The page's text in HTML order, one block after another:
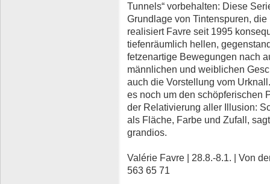
Tunnels“ vorbehalten: Diese
Grundlage von Tintenspuren,
realisiert Favre seit 1995
tiefenräumlich hellen,
fetzenartige Bewegungen nach
männlichen und weiblichen
auch die Vorstellung vom
es noch um den schöpferischen
der Relativierung aller Illusion:
als Fläche, Farbe und Zufall,
grandios.
Valérie Favre | 28.8.-8.1. | Von
563 65 71